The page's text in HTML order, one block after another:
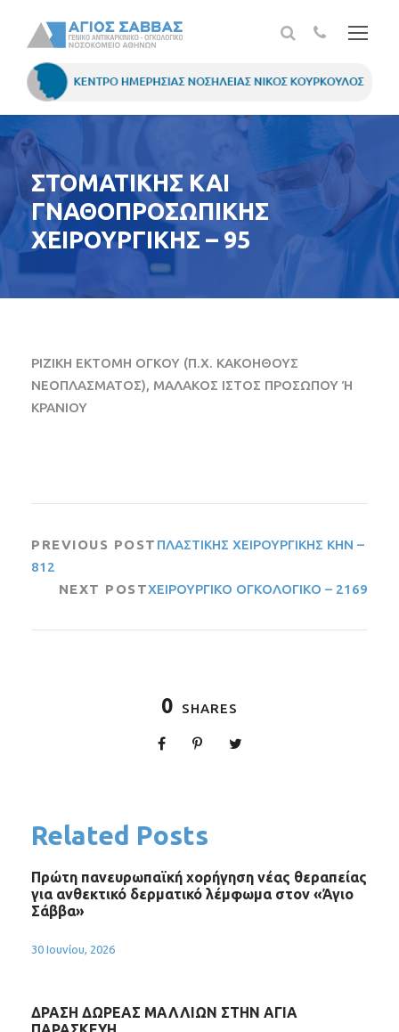
ΣΤΟΜΑΤΙΚΗΣ ΚΑΙ
ΓΝΑΘΟΠΡΟΣΩΠΙΚΗΣ
ΧΕΙΡΟΥΡΓΙΚΗΣ – 95
ΡΙΖΙΚΗ ΕΚΤΟΜΗ ΟΓΚΟΥ (Π.Χ. ΚΑΚΟΗΘΟΥΣ
ΝΕΟΠΛΑΣΜΑΤΟΣ), ΜΑΛΑΚΟΣ ΙΣΤΟΣ ΠΡΟΣΩΠΟΥ Ή
ΚΡΑΝΙΟΥ
PREVIOUS POST ΠΛΑΣΤΙΚΗΣ ΧΕΙΡΟΥΡΓΙΚΗΣ ΚΗΝ –
812
NEXT POSTΧΕΙΡΟΥΡΓΙΚΟ ΟΓΚΟΛΟΓΙΚΟ – 2169
0 SHARES
Related Posts
Πρώτη πανευρωπαϊκή χορήγηση νέας θεραπείας
για ανθεκτικό δερματικό λέμφωμα στον «Άγιο
Σάββα»
30 Ιουνίου, 2026
ΔΡΑΣΗ ΔΩΡΕΑΣ ΜΑΛΛΙΩΝ ΣΤΗΝ ΑΓΙΑ